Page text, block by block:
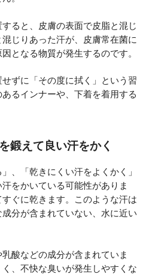
ると、皮膚の表面で皮脂と混じ
じりあった汗が、皮膚常在菌に
となる物質が発生するのです。
ずに「その度に拭く」という習
るインナーや、下着を着用する
鍛えて良い汗をかく
、「乾きにくい汗をよくかく」
をかいている可能性がありま
ぐに乾きます。このような汗は
成分が含まれていない、水に近い
酸などの成分が含まれていま
、不快な臭いが発生しやすくな